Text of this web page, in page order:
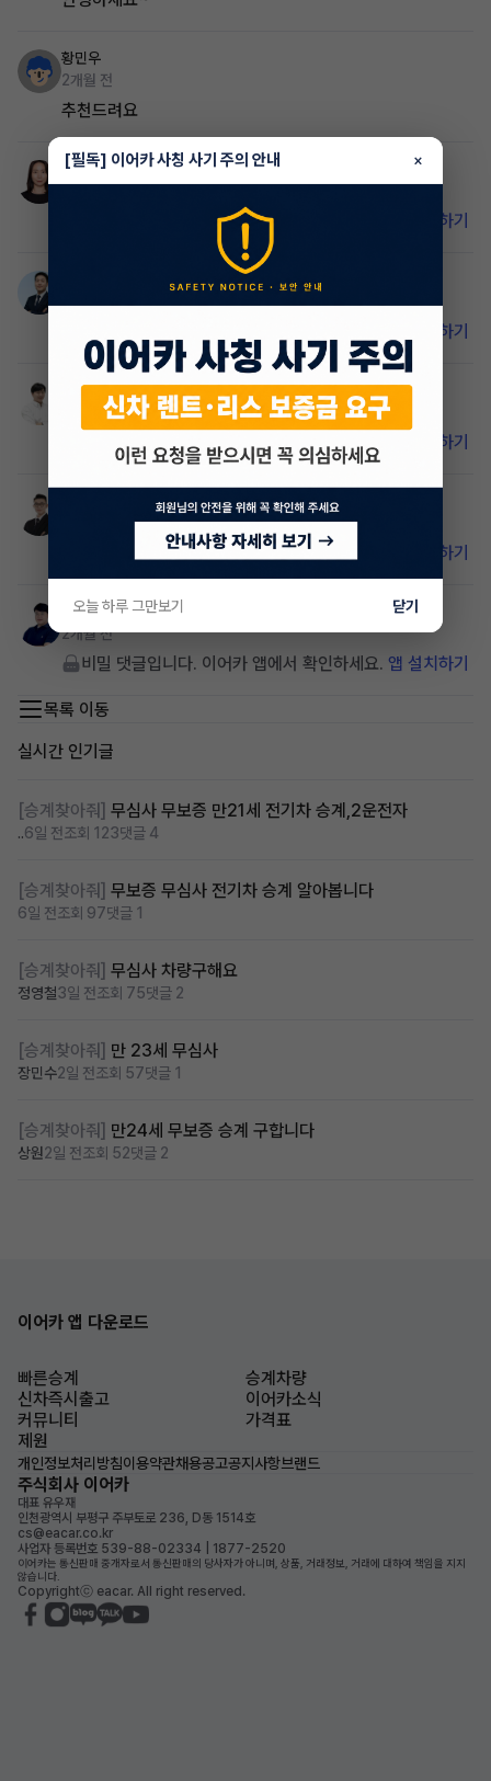
황민우
2개월 전
추천드려요
이주하매니저
비밀 댓글입니다. 이어카 앱에서 확인하세요. 앱 설치하기
앱 설치하기
종왕현매니저
2개월 전
비밀 댓글입니다. 이어카 앱에서 확인하세요. 앱 설치하기
비밀 댓글입니다. 이어카 앱에서 확인하세요. 앱 설치하기
임준영 매니저
2개월 전
비밀 댓글입니다. 이어카 앱에서 확인하세요. 앱 설치하기
목록 이동
실시간 인기글
[승계찾아줘] 무심사 무보증 만21세 전기차 승계,2운전자
..6일 전조회 123댓글 4
[승계찾아줘] 무보증 무심사 전기차 승계 알아봅니다
6일 전조회 97댓글 1
[승계찾아줘] 무심사 차량구해요
정영철3일 전조회 75댓글 2
[승계찾아줘] 만 23세 무심사
장민수2일 전조회 57댓글 1
[승계찾아줘] 만24세 무보증 승계 구합니다
상원2일 전조회 52댓글 2
이어카 앱 다운로드
빠른승계
승계차량
신차즉시출고
이어카소식
커뮤니티
가격표
제원
개인정보처리방침이용약관채용공고공지사항브랜드
주식회사 이어카
대표 유우재
인천광역시 부평구 주부토로 236, D동 1514호
cs@eacar.co.kr
사업자 등록번호 539-88-02334 | 1877-2520
이어카는 통신판매 중개자로서 통신판매의 당사자가 아니며, 상품, 거래정보, 거래에 대하여 책임을 지지
않습니다.
Copyrightⓒ eacar. All right reserved.
[필독] 이어카 사칭 사기 주의 안내 ×
오늘 하루 그만보기 닫기